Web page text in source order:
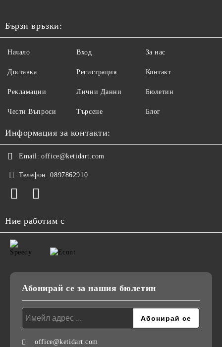
Бързи връзки:
Начало
Доставка
Рекламации
Чести Въпроси
Вход
Регистрация
Лични Данни
Търсене
За нас
Контакт
Бюлетин
Блог
Информация за контакти:
Email: office@ketidart.com
Телефон: 0897862910
Ние работим с
Абонирай се за нашия бюлетин
office@ketidart.com